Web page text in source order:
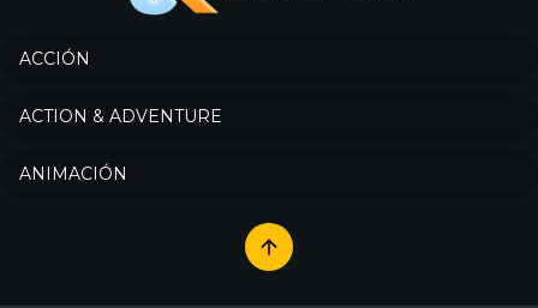
Música
Romance
ACCIÓN
ACTION & ADVENTURE
ANIMACIÓN